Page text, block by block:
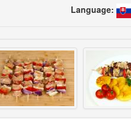
Language: